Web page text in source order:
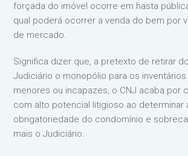
forçada do imóvel ocorre em hasta
qual poderá ocorrer a venda do bem por
de mercado.
Significa dizer que, a pretexto de retirar
Judiciário o monopólio para os
menores ou incapazes, o CNJ acaba por
com alto potencial litigioso ao determinar
obrigatoriedade do condomínio e
mais o Judiciário.